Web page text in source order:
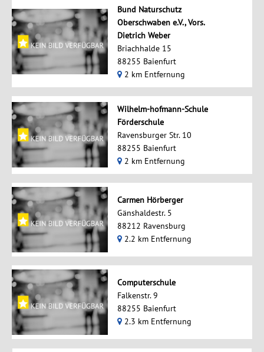
Bund Naturschutz
Oberschwaben e.V., Vors.
Dietrich Weber
Briachhalde 15
88255 Baienfurt
2 km Entfernung
Wilhelm-hofmann-Schule
Förderschule
Ravensburger Str. 10
88255 Baienfurt
2 km Entfernung
Carmen Hörberger
Gänshaldestr. 5
88212 Ravensburg
2.2 km Entfernung
Computerschule
Falkenstr. 9
88255 Baienfurt
2.3 km Entfernung